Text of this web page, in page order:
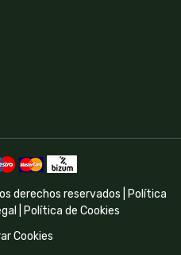
derechos reservados |
Política
Política de Cookies
Cookies